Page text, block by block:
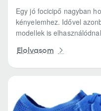
Egy jó focicipő nagyban
kényelemhez. Idővel
modellek is
Elolvasom